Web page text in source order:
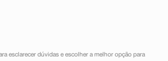
esclarecer dúvidas e escolher a melhor opção para